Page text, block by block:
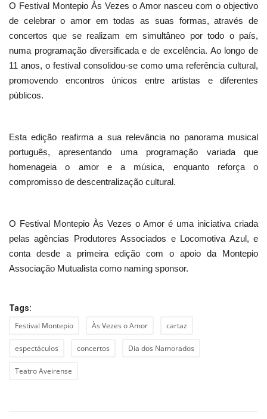
O Festival Montepio Às Vezes o Amor nasceu com o objectivo
de celebrar o amor em todas as suas formas, através de
concertos que se realizam em simultâneo por todo o país,
numa programação diversificada e de excelência. Ao longo de
11 anos, o festival consolidou-se como uma referência cultural,
promovendo encontros únicos entre artistas e diferentes
públicos.
Esta edição reafirma a sua relevância no panorama musical
português, apresentando uma programação variada que
homenageia o amor e a música, enquanto reforça o
compromisso de descentralização cultural.
O Festival Montepio Às Vezes o Amor é uma iniciativa criada
pelas agências Produtores Associados e Locomotiva Azul, e
conta desde a primeira edição com o apoio da Montepio
Associação Mutualista como naming sponsor.
Tags:
Festival Montepio Às Vezes o Amor cartaz
espectáculos concertos Dia dos Namorados
Teatro Aveirense